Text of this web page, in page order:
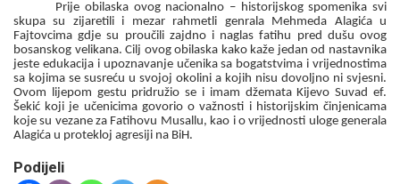
Prije obilaska ovog nacionalno – historijskog spomenika svi
skupa su zijaretili i mezar rahmetli genrala Mehmeda Alagića u
Fajtovcima gdje su proučili zajdno i naglas fatihu pred dušu ovog
bosanskog velikana. Cilj ovog obilaska kako kaže jedan od nastavnika
jeste edukacija i upoznavanje učenika sa bogatstvima i vrijednostima
sa kojima se susreću u svojoj okolini a kojih nisu dovoljno ni svjesni.
Ovom lijepom gestu pridružio se i imam džemata Kijevo Suvad ef.
Šekić koji je učenicima govorio o važnosti i historijskim činjenicama
koje su vezane za Fatihovu Musallu, kao i o vrijednosti uloge generala
Alagića u protekloj agresiji na BiH.
Podijeli